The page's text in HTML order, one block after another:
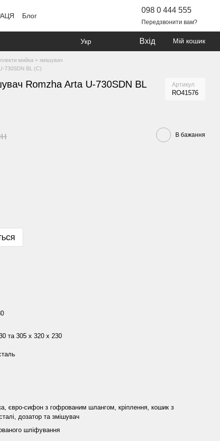
Блог
098 0 444 555
Передзвонити вам?
Укр Вхід Мій кошик
мийка + змішувач
730SDN BL (C)
Romzha Arta U-730SDN BL
Артикул
RO41576
В бажання
та 305 x 320 x 230
євро-сифон з гофрованим шлангом, кріплення, кошик з
дозатор та змішувач
шліфування